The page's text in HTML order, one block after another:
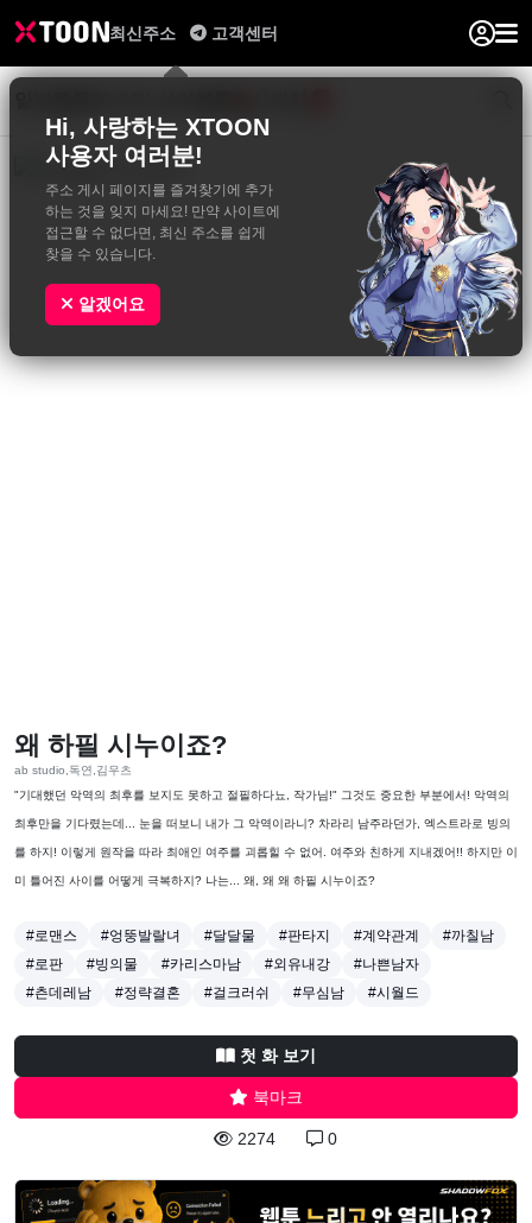
최신주소
Hi, 사랑하는 XTOON
사용자 여러분!
주소 게시 페이지를 즐겨찾기에 추가
하는 것을 잊지 마세요! 만약 사이트에
접근할 수 없다면, 최신 주소를 쉽게
찾을 수 있습니다.
알겠어요
고객센터
왜 하필 시누이죠?
ab studio,독연,김우츠
"기대했던 악역의 최후를 보지도 못하고 절필하다뇨, 작가님!" 그것도 중요한 부분에서! 악역의
최후만을 기다렸는데... 눈을 떠보니 내가 그 악역이라니? 차라리 남주라던가, 엑스트라로 빙의
를 하지! 이렇게 원작을 따라 최애인 여주를 괴롭힐 수 없어. 여주와 친하게 지내겠어!! 하지만 이
미 틀어진 사이를 어떻게 극복하지? 나는... 왜, 왜 왜 하필 시누이죠?
#로맨스 #엉뚱발랄녀 #달달물 #판타지 #계약관계
#까칠남
#로판
#빙의물 #카리스마남 #외유내강
#나쁜남자
#츤데레남
#정략결혼 #걸크러쉬 #무심남 #시월드
첫 화 보기
북마크
2274 0